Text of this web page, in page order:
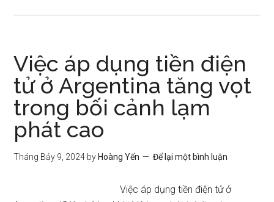
Việc áp dụng tiền điện
tử ở Argentina tăng vọt
trong bối cảnh lạm
phát cao
Tháng Bảy 9, 2024 by Hoàng Yến Để lại một bình luận
Việc áp dụng tiền điện tử ở